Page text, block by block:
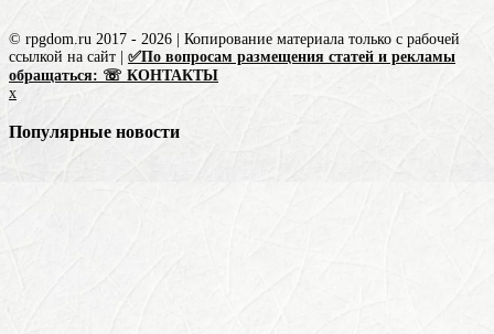
© rpgdom.ru 2017 - 2026 | Копирование материала только с рабочей
ссылкой на сайт | ✅По вопросам размещения статей и рекламы
обращаться: ☏ КОНТАКТЫ
x
Популярные новости